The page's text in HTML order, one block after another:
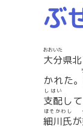
ぶ
大分
おおいた
県
かれた。
支配
しはい
し
細川氏
ほそかわし
が